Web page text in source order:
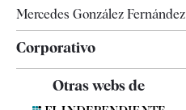
Mercedes González Fernández
Corporativo
Contacto
Otras webs de